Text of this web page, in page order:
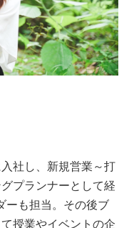
社し、新規営業～打
プランナーとして経
ーも担当。その後ブ
授業やイベントの企